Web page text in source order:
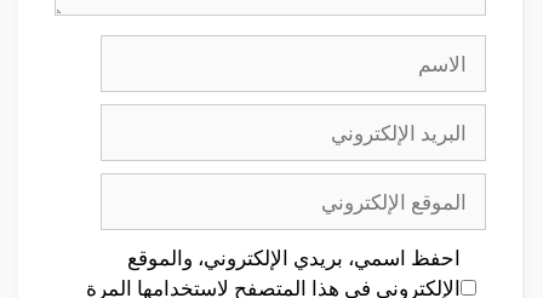
الإلكتروني
الإلكتروني
احفظ اسمي، بريدي الإلكتروني، والموقع
الإلكتروني في هذا المتصفح لاستخدامها المرة